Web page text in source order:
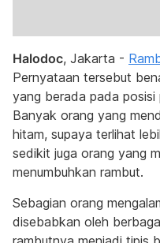
Halodoc, Jakarta -
Pernyataan tersebut
yang berada pada posisi
Banyak orang yang
hitam, supaya terlihat
sedikit juga orang yang
menumbuhkan rambut.
Sebagian orang
disebabkan oleh